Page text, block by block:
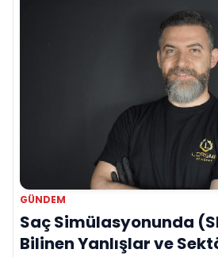
GÜNDEM
Saç Simülasyonunda
Bilinen Yanlışlar ve